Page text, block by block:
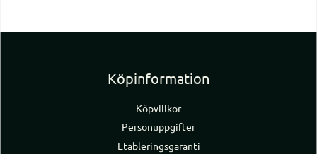
Köpinformation
Köpvillkor
Personuppgifter
Etableringsgaranti